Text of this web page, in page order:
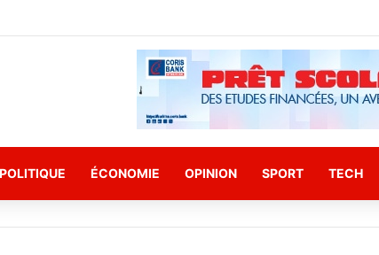
POLITIQUE ÉCONOMIE OPINION SPORT TECH